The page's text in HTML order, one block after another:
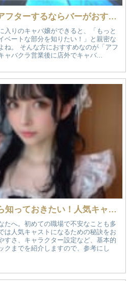
【銀座】キャバ嬢とアフターするならバーがおすすめ！人気のあるバー5選｜おすすめ夜遊び情報
入りのキャバ嬢ができると、「もっと
ベートな部分を知りたい！」と親密な
ね。 そんな方におすすめなのが「アフ
ャバクラ営業後に店外でキャバ...
コンカフェで働くなら知っておきたい！人気キャストになるための接客テクニック
たへ。初めての職場で不安なことも多
は人気キャストになるための秘訣をお
すさ、キャラクター設定など、基本的
クまでを紹介しますので、参考にし